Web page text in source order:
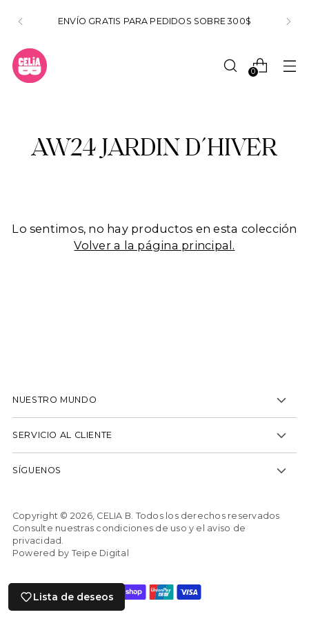
ENVÍO GRATIS PARA PEDIDOS SOBRE 300$
0
AW24 JARDIN D´HIVER
Lo sentimos, no hay productos en esta colección
Volver a la página principal.
NUESTRO MUNDO
SERVICIO AL CLIENTE
SÍGUENOS
Copyright © 2026, CELIA B. Todos los derechos reservados
Consulte nuestras condiciones de uso y el aviso de
privacidad.
Powered by Teipe Digital
Se requiere iniciar sesión
productos a su lista de deseos y ver los
artículos guardados anteriormente.
Lista de deseos